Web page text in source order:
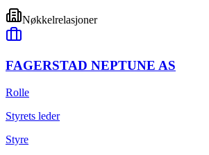
Nøkkelrelasjoner
FAGERSTAD NEPTUNE AS
Rolle
Styrets leder
Styre